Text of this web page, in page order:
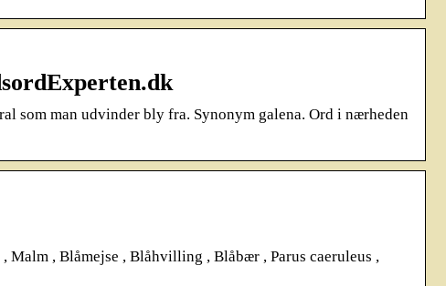
som man udvinder bly fra. Synonym galena. Ord i nærheden
, Blåmejse , Blåhvilling , Blåbær , Parus caeruleus ,